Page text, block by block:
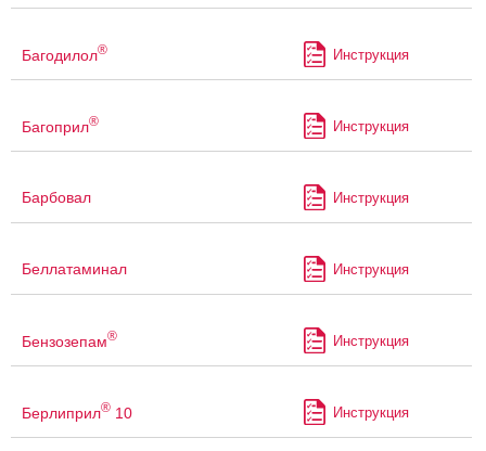
Багодилол® Инструкция
Багоприл® Инструкция
Барбовал Инструкция
Беллатаминал Инструкция
Бензозепам® Инструкция
Берлиприл® 10 Инструкция